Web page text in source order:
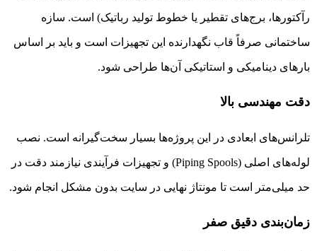
رآکتورها، برج‌های تقطیر یا خطوط تولید رباتیک) است. سازه
ساختمانی صرفاً قاب نگهدارنده این تجهیزات است و باید بر اساس
بارهای دینامیکی و استاتیکی آن‌ها طراحی شود.
دقت مهندسی بالا
تلرانس‌های ابعادی در این پروژه‌ها بسیار سخت‌گیرانه است. نصب
لوله‌های اصلی (Piping Spools) و تجهیزات فرآیندی نیازمند دقت در
حد میلی‌متر است تا مونتاژ نهایی در سایت بدون مشکل انجام شود.
زمان‌بندی دقیق صفر